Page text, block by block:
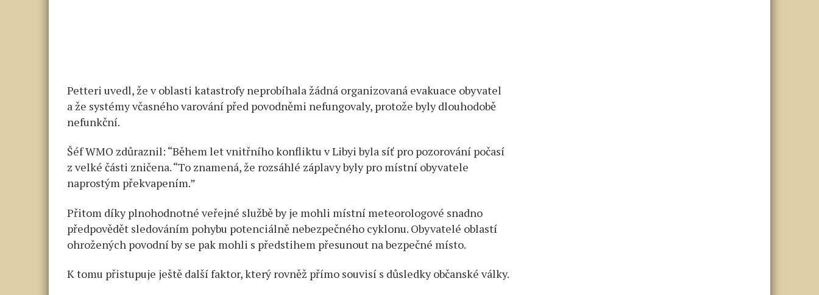
Petteri uvedl, že v oblasti katastrofy neprobíhala žádná organizovaná evakuace obyvatel
a že systémy včasného varování před povodněmi nefungovaly, protože byly dlouhodobě
nefunkční.
Šéf WMO zdůraznil: “Během let vnitřního konfliktu v Libyi byla síť pro pozorování počasí
z velké části zničena. “To znamená, že rozsáhlé záplavy byly pro místní obyvatele
naprostým překvapením.”
Přitom díky plnohodnotné veřejné službě by je mohli místní meteorologové snadno
předpovědět sledováním pohybu potenciálně nebezpečného cyklonu. Obyvatelé oblastí
ohrožených povodní by se pak mohli s předstihem přesunout na bezpečné místo.
K tomu přistupuje ještě další faktor, který rovněž přímo souvisí s důsledky občanské války.